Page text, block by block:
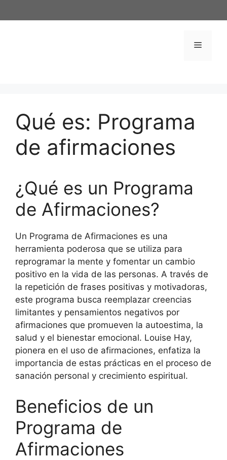
al
Menú
Qué es: Programa
de afirmaciones
¿Qué es un Programa
de Afirmaciones?
Un Programa de Afirmaciones es una
herramienta poderosa que se utiliza para
reprogramar la mente y fomentar un cambio
positivo en la vida de las personas. A través de
la repetición de frases positivas y motivadoras,
este programa busca reemplazar creencias
limitantes y pensamientos negativos por
afirmaciones que promueven la autoestima, la
salud y el bienestar emocional. Louise Hay,
pionera en el uso de afirmaciones, enfatiza la
importancia de estas prácticas en el proceso de
sanación personal y crecimiento espiritual.
Beneficios de un
Programa de
Afirmaciones